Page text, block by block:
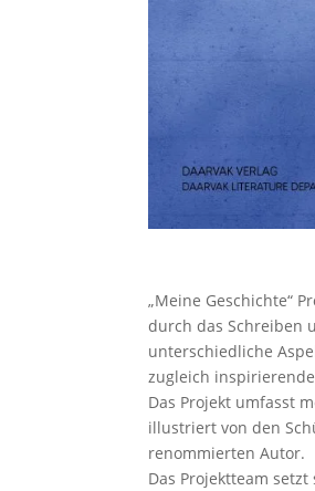
„Meine Geschichte“
durch das Schreiben
unterschiedliche
zugleich
Das Projekt umfasst
illustriert von den
renommierten Autor.
Das Projektteam